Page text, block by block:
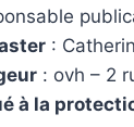
:
: ovh – 2
à la